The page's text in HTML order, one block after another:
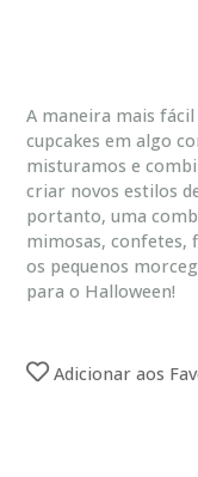
A maneira mais
cupcakes em algo
misturamos e
criar novos estilos
portanto, uma
mimosas, confetes,
os pequenos
para o Halloween!
Adicionar aos